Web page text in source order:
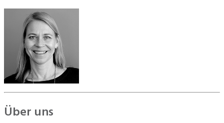
Über uns